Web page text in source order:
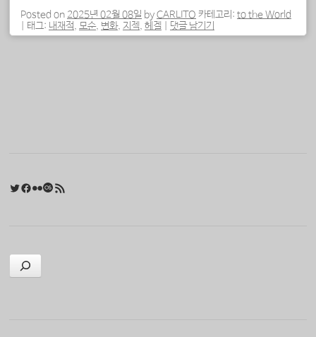
Posted on 2025년 02월 08일 byCARLITO 카테고리: to the World
태그: 내재적, 모순, 변화, 지젝, 헤겔 댓글 남기기
Twitter
Facebook
FlickrLast.fm
검색